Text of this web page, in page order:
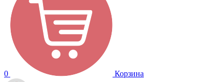
0 Корзина